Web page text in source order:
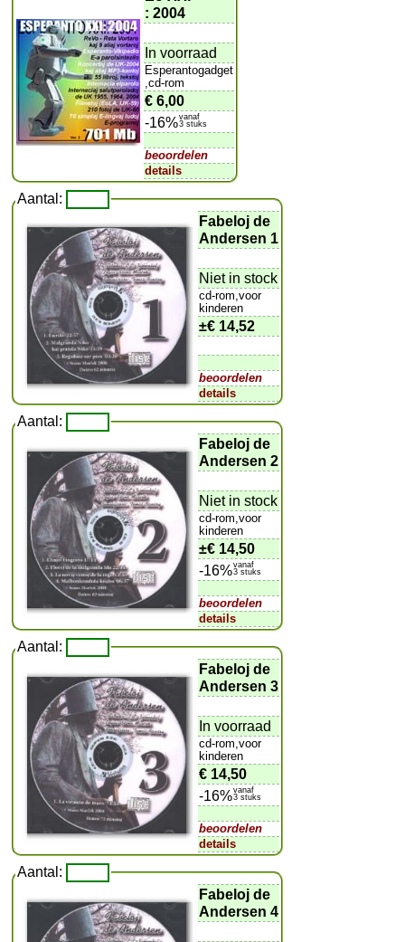
: 2004
In voorraad
Esperantogadget
,cd-rom
€ 6,00
-16%vanaf
3 stuks
beoordelen
details
Aantal:
Fabeloj de
Andersen 1
Niet in stock
cd-rom,voor
kinderen
±€ 14,52
beoordelen
details
Aantal:
Fabeloj de
Andersen 2
Niet in stock
cd-rom,voor
kinderen
±€ 14,50
-16%vanaf
3 stuks
beoordelen
details
Aantal:
Fabeloj de
Andersen 3
In voorraad
cd-rom,voor
kinderen
€ 14,50
-16%vanaf
3 stuks
beoordelen
details
Aantal:
Fabeloj de
Andersen 4